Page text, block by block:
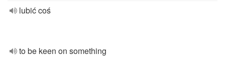
lubić coś
to be keen on something